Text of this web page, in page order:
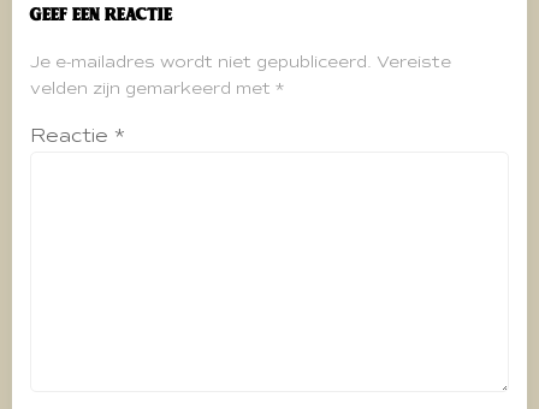
Geef een reactie
Je e-mailadres wordt niet gepubliceerd. Vereiste
velden zijn gemarkeerd met *
Reactie *